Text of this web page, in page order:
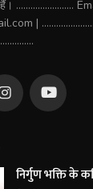
........................
|
निर्गुण भक्ति के